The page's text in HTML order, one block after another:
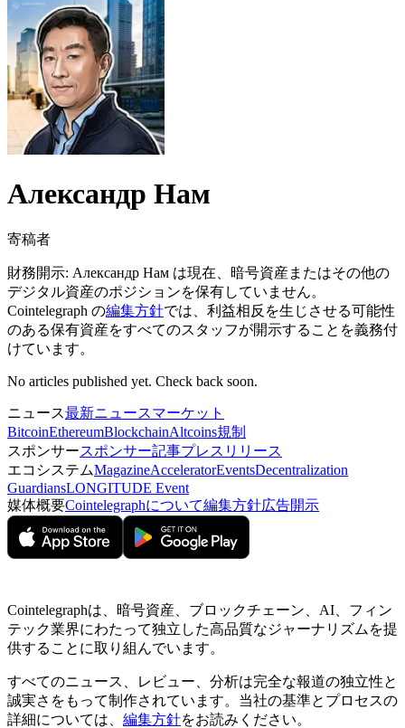
Александр Нам
寄稿者
財務開示: Александр Нам は現在、暗号資産またはその他の
デジタル資産のポジションを保有していません。
Cointelegraph の編集方針では、利益相反を生じさせる可能性
のある保有資産をすべてのスタッフが開示することを義務付
けています。
No articles published yet. Check back soon.
ニュース最新ニュースマーケット
BitcoinEthereumBlockchainAltcoins規制
スポンサースポンサー記事プレスリリース
エコシステムMagazineAcceleratorEventsDecentralization
GuardiansLONGITUDE Event
媒体概要Cointelegraphについて編集方針広告開示
Cointelegraphは、暗号資産、ブロックチェーン、AI、フィン
テック業界にわたって独立した高品質なジャーナリズムを提
供することに取り組んでいます。
すべてのニュース、レビュー、分析は完全な報道の独立性と
誠実さをもって制作されています。当社の基準とプロセスの
詳細については、 編集方針をお読みください。